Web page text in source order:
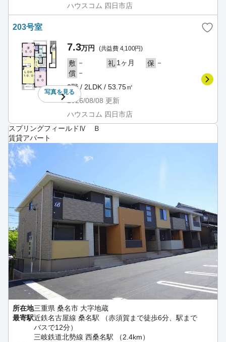
ハウスコム 四日市店
203号室
写真を見る
7.3万円 (共益費 4,100円)
敷 － 礼 1ヶ月 保 －
償 －
2階 / 2LDK / 53.75㎡
2026/08/08 更新
ハウスコム 四日市店
スプリングフィールドⅣ Ｂ
賃貸アパート
所在地三重県 桑名市 大字地蔵
最寄駅近鉄名古屋線 桑名駅 （赤須賀まで徒歩6分、駅まで
バスで12分）
三岐鉄道北勢線 西桑名駅 （2.4km）